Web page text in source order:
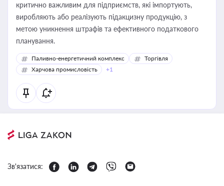
критично важливим для підприємств, які імпортують,
виробляють або реалізують підакцизну продукцію, з
метою уникнення штрафів та ефективного податкового
планування.
Паливно-енергетичний комплекс
Торгівля
Харчова промисловість
+1
Зв'язатися: